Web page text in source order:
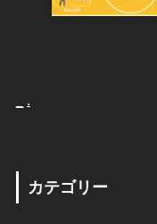
.
カテゴリー